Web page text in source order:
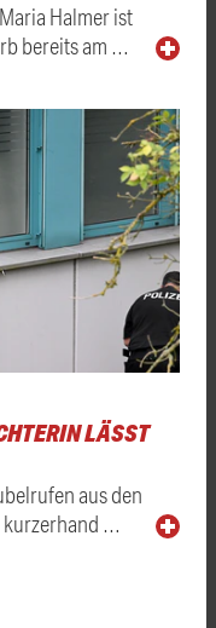
Halmer ist
bereits am …
LÄSST
aus den
kurzerhand …